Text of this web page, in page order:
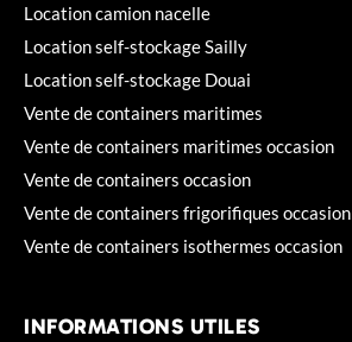
Location camion nacelle
Location self-stockage Sailly
Location self-stockage Douai
Vente de containers maritimes
Vente de containers maritimes occasion
Vente de containers occasion
Vente de containers frigorifiques occasion
Vente de containers isothermes occasion
INFORMATIONS UTILES